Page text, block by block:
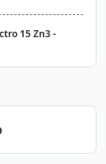
15 Zn3 -